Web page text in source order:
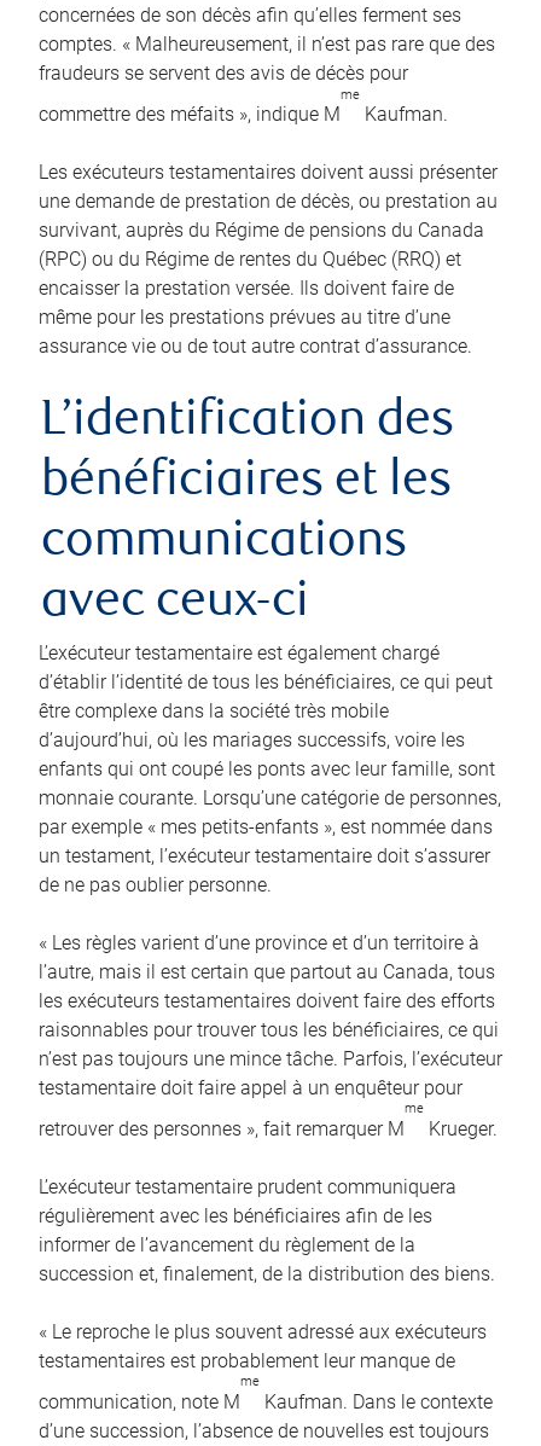
concernées de son décès afin qu’elles ferment ses
comptes. « Malheureusement, il n’est pas rare que des
fraudeurs se servent des avis de décès pour
commettre des méfaits », indique M
me
Kaufman.
Les exécuteurs testamentaires doivent aussi présenter
une demande de prestation de décès, ou prestation au
survivant, auprès du Régime de pensions du Canada
(RPC) ou du Régime de rentes du Québec (RRQ) et
encaisser la prestation versée. Ils doivent faire de
même pour les prestations prévues au titre d’une
assurance vie ou de tout autre contrat d’assurance.
L’identification des
bénéficiaires et les
communications
avec ceux-ci
L’exécuteur testamentaire est également chargé
d’établir l’identité de tous les bénéficiaires, ce qui peut
être complexe dans la société très mobile
d’aujourd’hui, où les mariages successifs, voire les
enfants qui ont coupé les ponts avec leur famille, sont
monnaie courante. Lorsqu’une catégorie de personnes,
par exemple « mes petits-enfants », est nommée dans
un testament, l’exécuteur testamentaire doit s’assurer
de ne pas oublier personne.
« Les règles varient d’une province et d’un territoire à
l’autre, mais il est certain que partout au Canada, tous
les exécuteurs testamentaires doivent faire des efforts
raisonnables pour trouver tous les bénéficiaires, ce qui
n’est pas toujours une mince tâche. Parfois, l’exécuteur
testamentaire doit faire appel à un enquêteur pour
retrouver des personnes », fait remarquer M
me
Krueger.
L’exécuteur testamentaire prudent communiquera
régulièrement avec les bénéficiaires afin de les
informer de l’avancement du règlement de la
succession et, finalement, de la distribution des biens.
« Le reproche le plus souvent adressé aux exécuteurs
testamentaires est probablement leur manque de
communication, note M
me
Kaufman. Dans le contexte
d’une succession, l’absence de nouvelles est toujours